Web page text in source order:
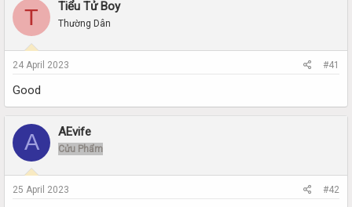
a
t
a
e
t
T Tiểu Tử Boy
Thường Dân
24 April 2023 #41
Good
A AEvife
Cửu Phẩm
25 April 2023 #42